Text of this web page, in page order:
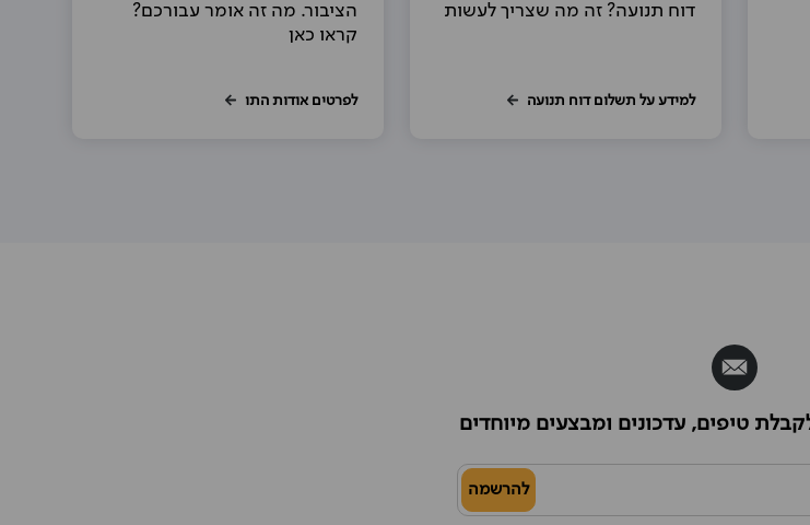
דוח תנועה? זה מה שצריך לעשות
למידע על תשלום דוח תנועה
הציבור. מה זה אומר עבורכם?
קראו כאן
לפרטים אודות התו
טיפים, עדכונים ומבצעים מיוחדים
להרשמה